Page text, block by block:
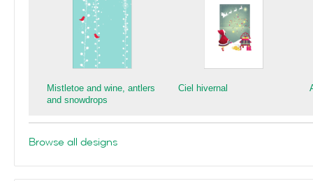
Mistletoe and wine, antlers
and snowdrops
Ciel hivernal
Browse all designs